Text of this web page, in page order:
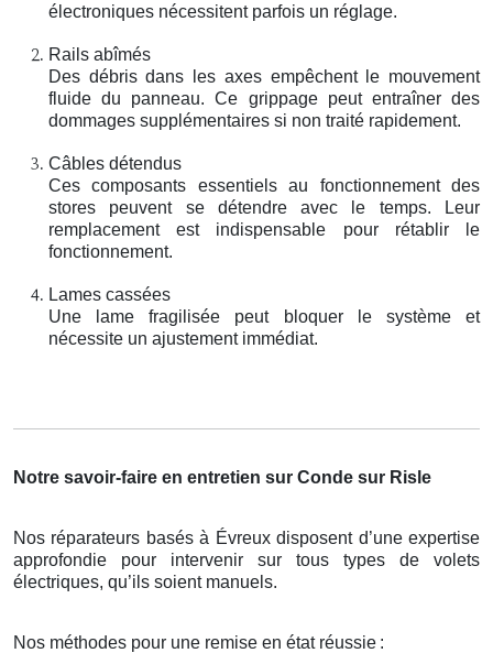
électroniques nécessitent parfois un réglage.
Rails abîmés
Des débris dans les axes empêchent le mouvement
fluide du panneau. Ce grippage peut entraîner des
dommages supplémentaires si non traité rapidement.
Câbles détendus
Ces composants essentiels au fonctionnement des
stores peuvent se détendre avec le temps. Leur
remplacement est indispensable pour rétablir le
fonctionnement.
Lames cassées
Une lame fragilisée peut bloquer le système et
nécessite un ajustement immédiat.
Notre savoir-faire en entretien sur Conde sur Risle
Nos réparateurs basés à Évreux disposent d’une expertise
approfondie pour intervenir sur tous types de volets
électriques, qu’ils soient manuels.
Nos méthodes pour une remise en état réussie :